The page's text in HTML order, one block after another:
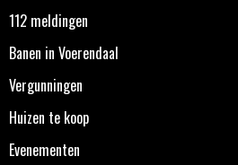
112 meldingen
Banen in Voerendaal
Vergunningen
Huizen te koop
Evenementen